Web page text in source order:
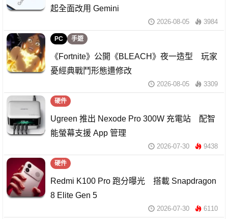
起全面改用 Gemini
2026-08-05 3984
PC 手遊
《Fortnite》公開《BLEACH》夜一造型 玩家
憂經典戰鬥形態遭修改
2026-08-05 3309
硬件
Ugreen 推出 Nexode Pro 300W 充電站 配智
能螢幕支援 App 管理
2026-07-30 9438
硬件
Redmi K100 Pro 跑分曝光 搭載 Snapdragon
8 Elite Gen 5
2026-07-30 6110